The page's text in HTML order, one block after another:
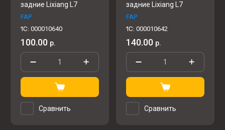
задние Lixiang L7
FAP
1C: 000010640
100.00 р.
Сравнить
задние Lixiang L7
FAP
1C: 000010642
140.00 р.
Сравнить